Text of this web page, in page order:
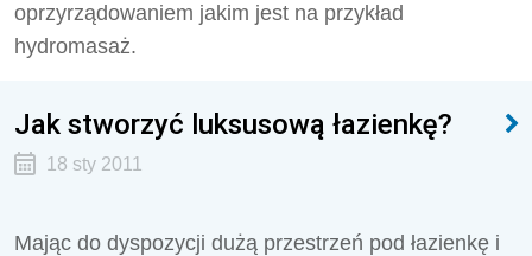
oprzyrządowaniem jakim jest na przykład
hydromasaż.
Jak stworzyć luksusową łazienkę?
18 sty 2011
Mając do dyspozycji dużą przestrzeń pod łazienkę i